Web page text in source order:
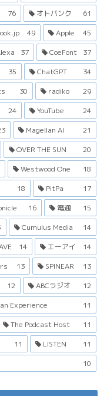
76 オトバンク
61
49 Apple
45
37 CoeFont
37
35 ChatGPT
34
30 radiko
29
24 YouTube
24
Magellan AI
21
OVER THE SUN
20
Westwood One
18
18 PitPa
17
16 電通
15
Cumulus Media
14
14 エーアイ
14
13 SPINEAR
13
12 ABCラジオ
12
Experience
11
The Podcast Host
11
11 LISTEN
11
10